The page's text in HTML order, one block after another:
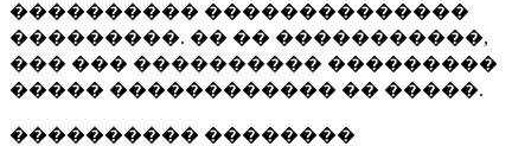
���������� ��������������
���������. �� �� �����������,
��� ��� ���������� ���������
����� ������������ �� �����.
���������� ��������